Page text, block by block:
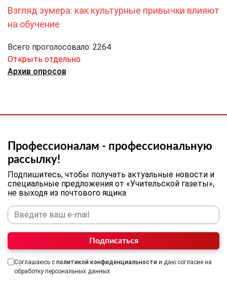
Взгляд зумера: как культурные привычки влияют
на обучение
Всего проголосовало: 2264
Открыть отдельно
Архив опросов
Профессионалам - профессиональную
рассылку!
Подпишитесь, чтобы получать актуальные новости и
специальные предложения от «Учительской газеты»,
не выходя из почтового ящика
Подписаться
Соглашаюсь с политикой конфиденциальности и даю согласие на
обработку персональных данных